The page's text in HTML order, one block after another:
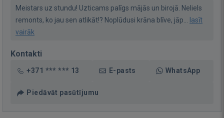
Meistars uz stundu! Uzticams palīgs mājās un birojā. Neliels
remonts, ko jau sen atlikāt!? Noplūdusi krāna blīve, jāp... lasīt
vairāk
Kontakti
+371 *** *** 13 E-pasts WhatsApp
Piedāvāt pasūtījumu